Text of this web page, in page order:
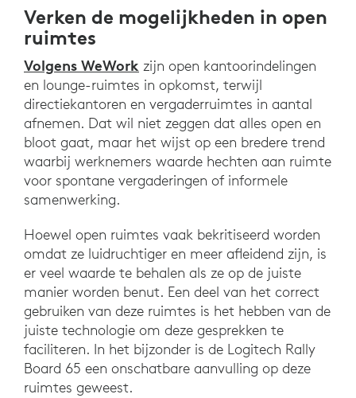
Verken de mogelijkheden in open
ruimtes
Volgens WeWork zijn open kantoorindelingen
en lounge-ruimtes in opkomst, terwijl
directiekantoren en vergaderruimtes in aantal
afnemen. Dat wil niet zeggen dat alles open en
bloot gaat, maar het wijst op een bredere trend
waarbij werknemers waarde hechten aan ruimte
voor spontane vergaderingen of informele
samenwerking.
Hoewel open ruimtes vaak bekritiseerd worden
omdat ze luidruchtiger en meer afleidend zijn, is
er veel waarde te behalen als ze op de juiste
manier worden benut. Een deel van het correct
gebruiken van deze ruimtes is het hebben van de
juiste technologie om deze gesprekken te
faciliteren. In het bijzonder is de Logitech Rally
Board 65 een onschatbare aanvulling op deze
ruimtes geweest.